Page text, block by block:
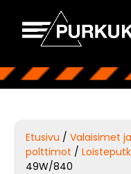
Etusivu /Valaisimet
polttimot /
49W/840